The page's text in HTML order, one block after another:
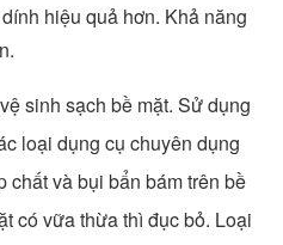
hiệu quả hơn. Khả năng
sinh sạch bề mặt. Sử dụng
loại dụng cụ chuyên dụng
chất và bụi bẩn bám trên bề
có vữa thừa thì đục bỏ. Loại